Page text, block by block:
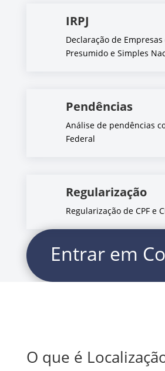
IRPJ
Declaração de Empresas
Presumido e Simples
Pendências
Análise de pendências
Federal
Regularização
Regularização de CPF e
Entrar em
O que é